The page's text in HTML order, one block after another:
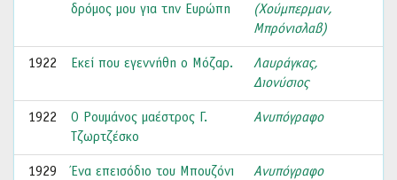
δρόμος μου για την Ευρώπη
(Χούμπερμαν,
Μπρόνισλαβ)
1922 Εκεί που εγεννήθη ο Μόζαρ.
Λαυράγκας,
Διονύσιος
1922
Ο Ρουμάνος μαέστρος Γ.
Τζωρτζέσκο
Ανυπόγραφο
1929
Ένα επεισόδιο του Μπουζόνι
Ανυπόγραφο